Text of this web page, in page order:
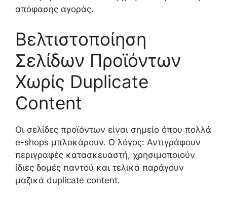
απόφασης αγοράς.
Βελτιστοποίηση
Σελίδων Προϊόντων
Χωρίς Duplicate
Content
Οι σελίδες προϊόντων είναι σημείο όπου πολλά
e-shops μπλοκάρουν. Ο λόγος: Αντιγράφουν
περιγραφές κατασκευαστή, χρησιμοποιούν
ίδιες δομές παντού και τελικά παράγουν
μαζικά duplicate content.